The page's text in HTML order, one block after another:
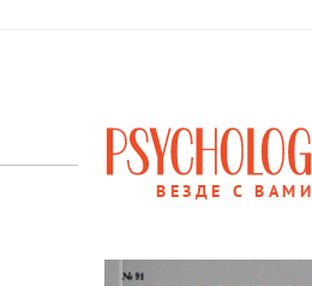
ВЕЗДЕ С ВАМИ